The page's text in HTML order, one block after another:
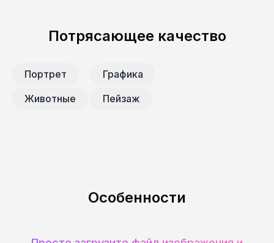
Потрясающее качество
Портрет
Животные
Графика
Пейзаж
Особенности